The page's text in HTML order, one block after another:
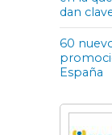
dan
60
España